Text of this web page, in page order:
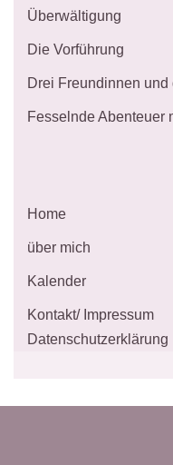
Überwältigung
Die Vorführung
Drei Freundinnen und
Fesselnde Abenteuer
Home
über mich
Kalender
Kontakt/ Impressum
Datenschutzerklärung